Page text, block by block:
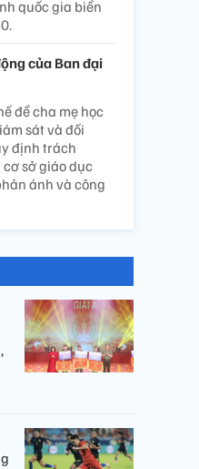
quốc gia biển
của Ban đại
để cha mẹ học
sát và đối
định trách
sở giáo dục
ánh và công